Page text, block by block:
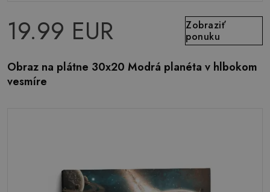
19.99 EUR
Zobraziť
ponuku
Obraz na plátne 30x20 Modrá planéta v hlbokom
vesmíre